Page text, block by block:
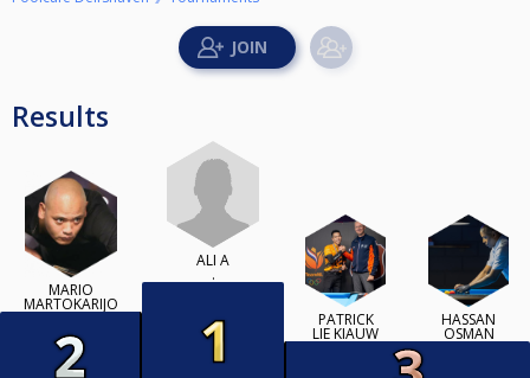
Results
MARIO
MARTOKARIJO
ALI A
.
PATRICK
LIE KIAUW
HASSAN
OSMAN